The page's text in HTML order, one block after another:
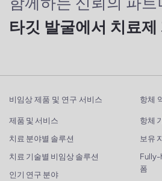
타깃 발굴에서 치료제
비임상 제품 및 연구 서비스
제품 및 서비스
치료 분야별 솔루션
치료 기술별 비임상 솔루션
인기 연구 분야
항체
항체
보유
Fully-
폼